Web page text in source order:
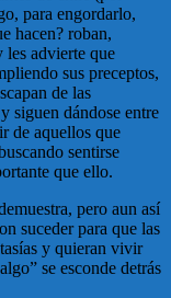
para engordarlo,
hacen? roban,
les advierte que
sus preceptos,
de las
siguen dándose entre
de aquellos que
sentirse
que ello.
pero aun así
suceder para que las
y quieran vivir
se esconde detrás